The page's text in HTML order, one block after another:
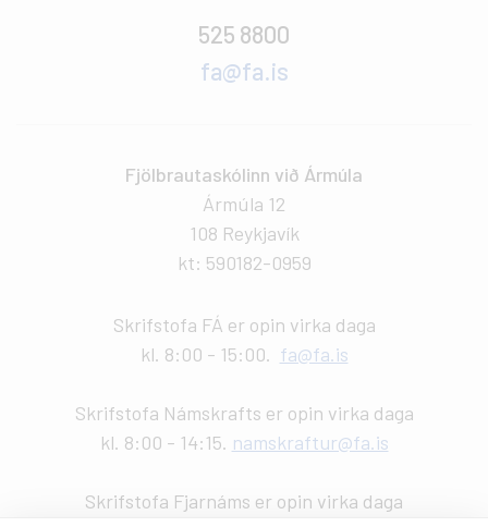
525 8800
fa@fa.is
Fjölbrautaskólinn við Ármúla
Ármúla 12
108 Reykjavík
kt: 590182-0959
Skrifstofa FÁ er opin virka daga
kl. 8:00 - 15:00. fa@fa.is
Skrifstofa Námskrafts er opin virka daga
kl. 8:00 - 14:15. namskraftur@fa.is
Skrifstofa Fjarnáms er opin virka daga